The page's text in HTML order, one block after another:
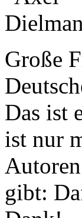
Große
Das ist
ist nur
gibt: